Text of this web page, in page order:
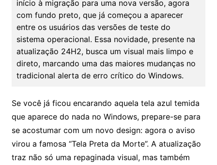
início à migração para uma nova versão, agora
com fundo preto, que já começou a aparecer
entre os usuários das versões de teste do
sistema operacional. Essa novidade, presente na
atualização 24H2, busca um visual mais limpo e
direto, marcando uma das maiores mudanças no
tradicional alerta de erro crítico do Windows.
Se você já ficou encarando aquela tela azul temida
que aparece do nada no Windows, prepare-se para
se acostumar com um novo design: agora o aviso
virou a famosa “Tela Preta da Morte”. A atualização
traz não só uma repaginada visual, mas também